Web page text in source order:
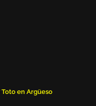
en Argüeso